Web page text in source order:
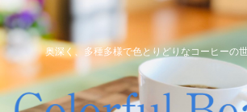
奥深く、多種多様で色とりどりなコーヒーの